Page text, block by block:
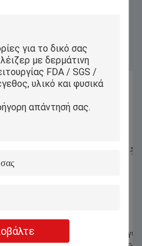
Προϊόντα
Αυτόματη